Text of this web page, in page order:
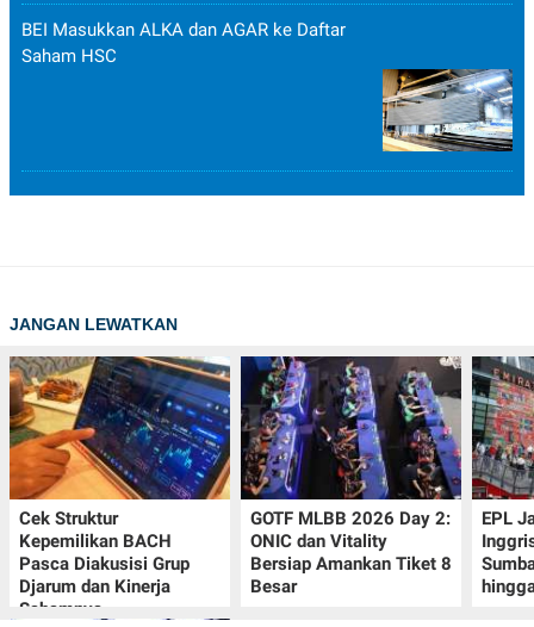
BEI Masukkan ALKA dan AGAR ke Daftar
Saham HSC
JANGAN LEWATKAN
Cek Struktur
Kepemilikan BACH
Pasca Diakusisi Grup
Djarum dan Kinerja
Sahamnya
GOTF MLBB 2026 Day 2:
ONIC dan Vitality
Bersiap Amankan Tiket 8
Besar
EPL